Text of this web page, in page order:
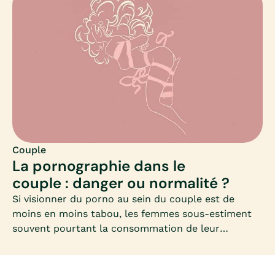
fondamental, afin d’obtenir des résultats positifs.
En effet, selon la nature des difficultés
personnelles et/ou interpersonnelles que l’on peut
vivre au sein du couple, chaque approche n’aura pas
la même efficacité.Définition d’une thérapie de
couple, approches possibles, quand et qui
Couple
La pornographie dans le
couple : danger ou normalité ?
Si visionner du porno au sein du couple est de
moins en moins tabou, les femmes sous-estiment
souvent pourtant la consommation de leur